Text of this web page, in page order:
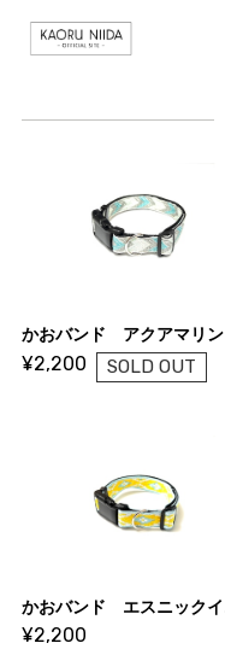
かおバンド アクアマリン
¥2,200 SOLD OUT
¥2,200